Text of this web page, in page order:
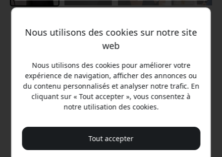
179.99 EUR
Achetez maintenant
En stock - prêt à être expédié
Pas de frais cachés
Livraison 10-12 août
Nous utilisons des cookies sur notre site
web
Nous utilisons des cookies pour améliorer votre
expérience de navigation, afficher des annonces ou
du contenu personnalisés et analyser notre trafic. En
cliquant sur « Tout accepter », vous consentez à
notre utilisation des cookies.
Tout accepter